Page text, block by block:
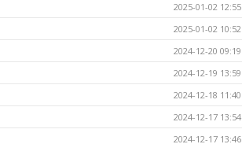
2025-01-02 12:55
2025-01-02 10:52
2024-12-20 09:19
2024-12-19 13:59
2024-12-18 11:40
2024-12-17 13:54
2024-12-17 13:46